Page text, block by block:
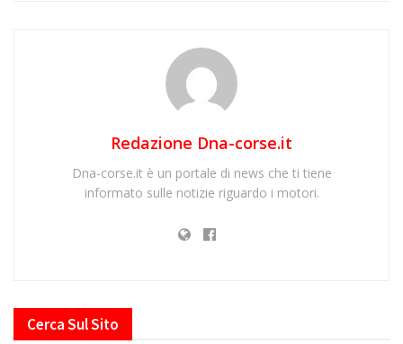
Redazione Dna-corse.it
Dna-corse.it è un portale di news che ti tiene
informato sulle notizie riguardo i motori.
Cerca Sul Sito